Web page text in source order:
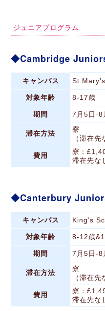
ジュニアプログラム
Cambridge
キャンパス St
対象年齢 8-17歳
期間 7月5日-8
滞在方法
寮
（滞在先
費用
寮：
滞在先な
Canterbury
キャンパス King’s
対象年齢 8-12歳
期間 7月5日-8
滞在方法
寮
（滞在先
費用
寮：
滞在先な